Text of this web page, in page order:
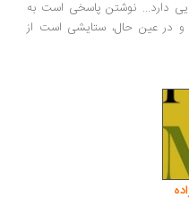
نوشتن پاسخی است به
حال، ستایشی است از